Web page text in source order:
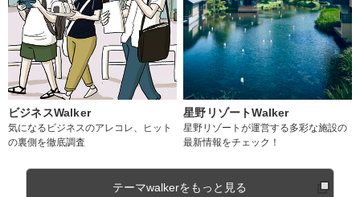
ビジネスWalker
気になるビジネスのアレコレ、ヒット
の裏側を徹底調査
星野リゾートWalker
星野リゾートが運営する多彩な施設の
最新情報をチェック！
テーマwalkerをもっと見る